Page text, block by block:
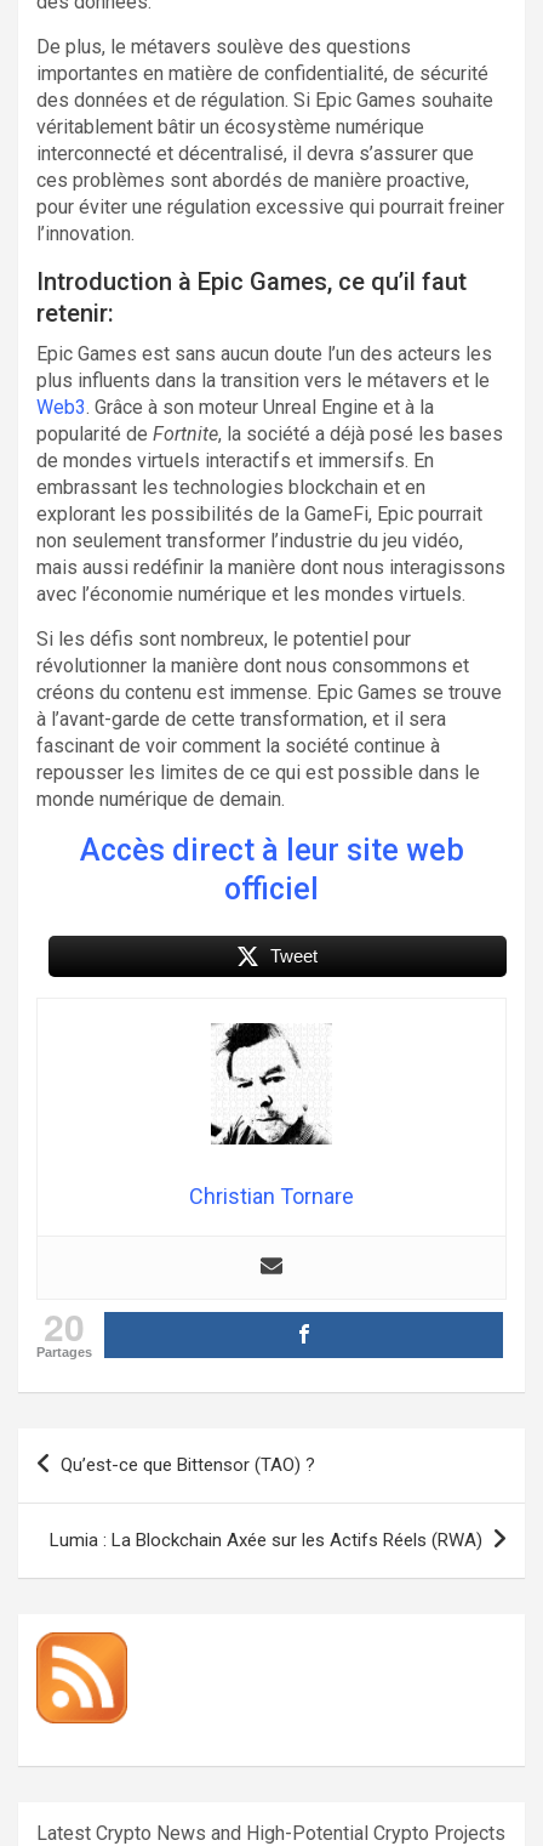
De plus, le métavers soulève des questions
importantes en matière de confidentialité, de sécurité
des données et de régulation. Si Epic Games souhaite
véritablement bâtir un écosystème numérique
interconnecté et décentralisé, il devra s’assurer que
ces problèmes sont abordés de manière proactive,
pour éviter une régulation excessive qui pourrait freiner
l’innovation.
Introduction à Epic Games, ce qu’il faut
retenir:
Epic Games est sans aucun doute l’un des acteurs les
plus influents dans la transition vers le métavers et le
Web3. Grâce à son moteur Unreal Engine et à la
popularité de Fortnite, la société a déjà posé les bases
de mondes virtuels interactifs et immersifs. En
embrassant les technologies blockchain et en
explorant les possibilités de la GameFi, Epic pourrait
non seulement transformer l’industrie du jeu vidéo,
mais aussi redéfinir la manière dont nous interagissons
avec l’économie numérique et les mondes virtuels.
Si les défis sont nombreux, le potentiel pour
révolutionner la manière dont nous consommons et
créons du contenu est immense. Epic Games se trouve
à l’avant-garde de cette transformation, et il sera
fascinant de voir comment la société continue à
repousser les limites de ce qui est possible dans le
monde numérique de demain.
Accès direct à leur site web
officiel
Tweet
Christian Tornare
20
Partages
Navigation
Qu’est-ce que Bittensor (TAO) ?
Lumia : La Blockchain Axée sur les Actifs Réels (RWA)
Latest Crypto News and High-Potential Crypto Projects